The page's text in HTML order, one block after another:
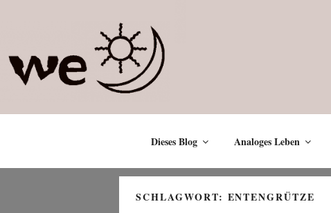
Dieses Blog Analoges Leben
SCHLAGWORT: ENTENGRÜTZE